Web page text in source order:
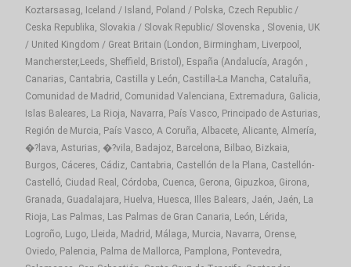
Koztarsasag, Iceland / Island, Poland / Polska, Czech Republic /
Ceska Republika, Slovakia / Slovak Republic/ Slovenska , Slovenia, UK
/ United Kingdom / Great Britain (London, Birmingham, Liverpool,
Mancherster,Leeds, Sheffield, Bristol), España (Andalucía, Aragón ,
Canarias, Cantabria, Castilla y León, Castilla-La Mancha, Cataluña,
Comunidad de Madrid, Comunidad Valenciana, Extremadura, Galicia,
Islas Baleares, La Rioja, Navarra, País Vasco, Principado de Asturias,
Región de Murcia, País Vasco, A Coruña, Albacete, Alicante, Almería,
�?lava, Asturias, �?vila, Badajoz, Barcelona, Bilbao, Bizkaia,
Burgos, Cáceres, Cádiz, Cantabria, Castellón de la Plana, Castellón-
Castelló, Ciudad Real, Córdoba, Cuenca, Gerona, Gipuzkoa, Girona,
Granada, Guadalajara, Huelva, Huesca, Illes Balears, Jaén, Jaén, La
Rioja, Las Palmas, Las Palmas de Gran Canaria, León, Lérida,
Logroño, Lugo, Lleida, Madrid, Málaga, Murcia, Navarra, Orense,
Oviedo, Palencia, Palma de Mallorca, Pamplona, Pontevedra,